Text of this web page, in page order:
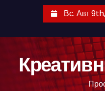
Вс. Авг